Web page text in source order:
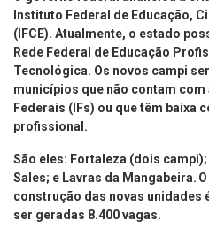
Instituto Federal de Educação,
(IFCE). Atualmente, o estado
Rede Federal de Educação
Tecnológica. Os novos campi
municípios que não contam
Federais (IFs) ou que têm baixa
profissional.
São eles: Fortaleza (dois
Sales; e Lavras da Mangabeira.
construção das novas unidades
ser geradas 8.400 vagas.